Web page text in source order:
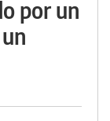
por un